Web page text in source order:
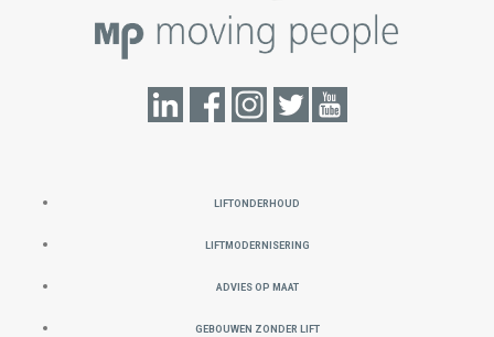
LIFTONDERHOUD
LIFTMODERNISERING
ADVIES OP MAAT
GEBOUWEN ZONDER LIFT